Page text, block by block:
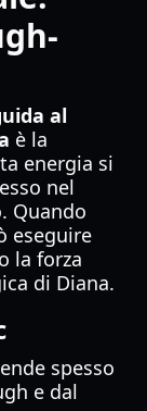
al
è la
energia si
nel
Quando
eseguire
la forza
di Diana.
spesso
e dal